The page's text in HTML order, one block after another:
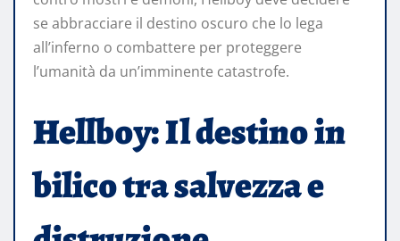
se abbracciare il destino oscuro che lo lega
all’inferno o combattere per proteggere
l’umanità da un’imminente catastrofe.
Hellboy: Il destino in
bilico tra salvezza e